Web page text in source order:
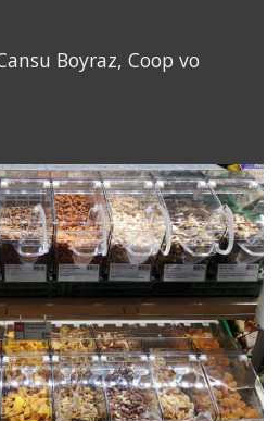
Boyraz, Coop vo